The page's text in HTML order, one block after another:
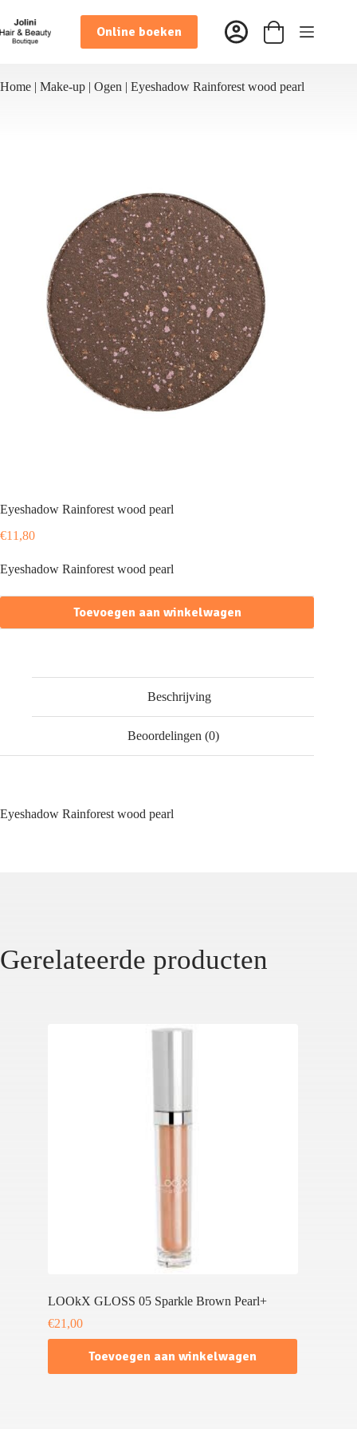
naar
de
inhoud
Online boeken Winkelwagen
Home | Make-up | Ogen | Eyeshadow Rainforest wood pearl
Eyeshadow Rainforest wood pearl
€11,80
Eyeshadow Rainforest wood pearl
Toevoegen aan winkelwagen
Beschrijving
Beoordelingen (0)
Eyeshadow Rainforest wood pearl
Gerelateerde producten
LOOkX GLOSS 05 Sparkle Brown Pearl+
€21,00
Toevoegen aan winkelwagen